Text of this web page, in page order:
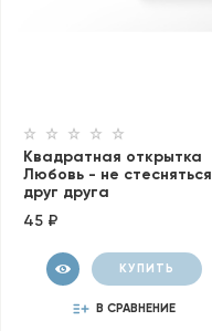
Квадратная открытка
Любовь - не стесняться
друг друга
45 ₽
КУПИТЬ
В СРАВНЕНИЕ